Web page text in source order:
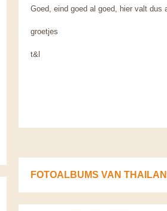
Goed, eind goed al goed, hier valt
groetjes
t&l
FOTOALBUMS VAN